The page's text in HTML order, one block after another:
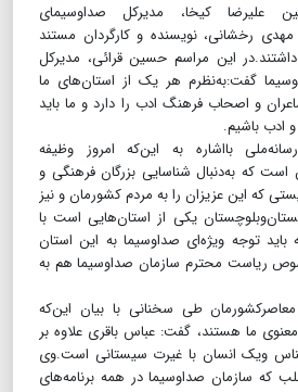
علیرضا کیخا، مدیرکل صداوسیمای
رخشانی، نویسنده و کارگردان مستند
این مراسم حسین قرائی، مدیر‌کل
گفت‌:به‌نظرم هر یک از استان‌های ما
از شاعران و اصحاب فرهنگ ادب را دارد و ما باید
ادب باشیم.
بااشاره به این‌که امروز وظیفه
است که به‌دنبال شناسایی بزرگان فرهنگی و
که این عزیزان را به مردم کشورمان و نیز
یکی از استان‌هایی است با
توجه ویژه‌ای صداوسیما به این استان
ریاست محترم سازمان صداوسیما هم به
طی سخنانی با بیان این‌که
معنوی ما هستند، گفت‌: عباس باقری علاوه بر
ویک انسان با غیرت سیستانی است.وی
که سازمان صداوسیما در همه برنامه‌های